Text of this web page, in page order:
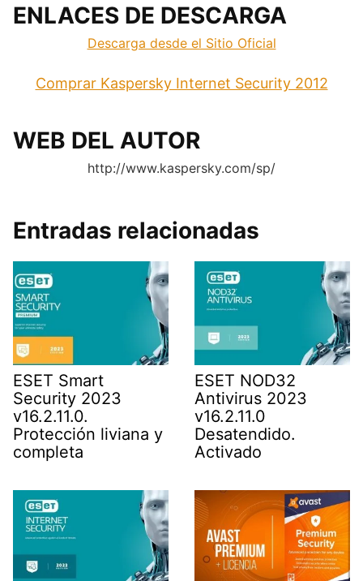
ENLACES DE DESCARGA
Descarga desde el Sitio Oficial
Comprar Kaspersky Internet Security 2012
WEB DEL AUTOR
http://www.kaspersky.com/sp/
Entradas relacionadas
ESET Smart
Security 2023
v16.2.11.0.
Protección liviana y
completa
ESET NOD32
Antivirus 2023
v16.2.11.0
Desatendido.
Activado